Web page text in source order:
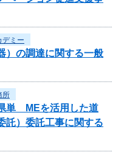
デミー
）の調達に関する一般
所
単 MEを活用した道
託）委託工事に関する